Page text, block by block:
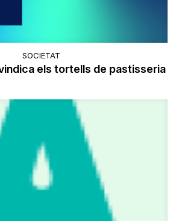
SOCIETAT
els tortells de pastisseria